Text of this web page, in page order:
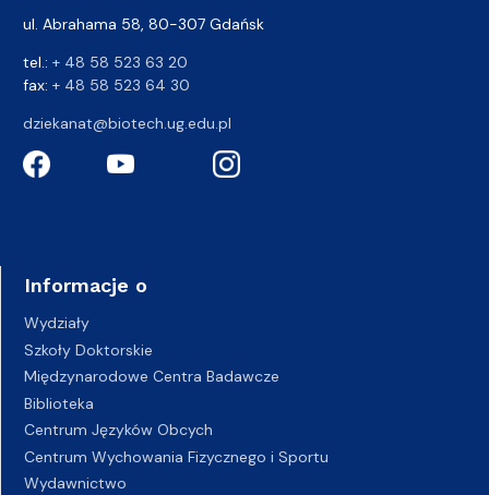
ul. Abrahama 58, 80-307 Gdańsk
tel.: + 48 58 523 63 20
fax: + 48 58 523 64 30
dziekanat@biotech.ug.edu.pl
Informacje o
Wydziały
Szkoły Doktorskie
Międzynarodowe Centra Badawcze
Biblioteka
Centrum Języków Obcych
Centrum Wychowania Fizycznego i Sportu
Wydawnictwo